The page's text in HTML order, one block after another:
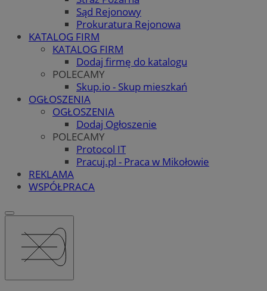
Sąd Rejonowy
Prokuratura Rejonowa
KATALOG FIRM
KATALOG FIRM
Dodaj firmę do katalogu
POLECAMY
Skup.io - Skup mieszkań
OGŁOSZENIA
OGŁOSZENIA
Dodaj Ogłoszenie
POLECAMY
Protocol IT
Pracuj.pl - Praca w Mikołowie
REKLAMA
WSPÓŁPRACA